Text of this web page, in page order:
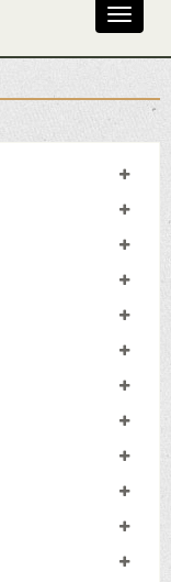
Toggle